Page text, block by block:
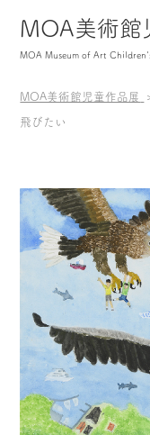
MOA美術館
MOA Museum of Art
MOA美術館児童作品展
飛びたい